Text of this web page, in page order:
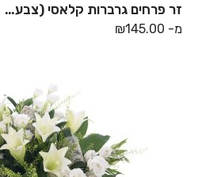
זר פרחים גרברות קלאסי (צבעים משתנים לפי מלאי)
מ- ₪145.00